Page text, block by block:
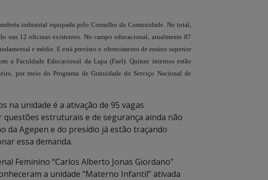
industrial equipada pelo Conselho da Comunidade. No total,
nas 12 oficinas existentes. No campo educacional, atualmente 87
e médio. E está previsto o oferecimento de ensino superior
a Faculdade Educacional da Lapa (Fael). Quinze internos estão
por meio do Programa de Gratuidade do Serviço Nacional de
na unidade é a ativação de 95 vagas
estruturais e de segurança ainda não
da Agepen e do presídio já estão traçando
essa demanda.
Feminino “Carlos Alberto Jonas Giordano”
a unidade “Materno Infantil” ativada